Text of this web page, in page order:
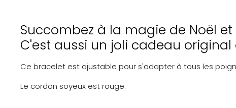
Succombez à la magie de Noël
C'est aussi un joli cadeau original
Ce bracelet est ajustable pour s'adapter à tous les
Le cordon soyeux est rouge.